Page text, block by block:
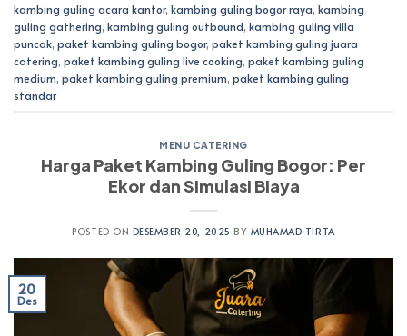
kambing guling acara kantor, kambing guling bogor raya, kambing
guling gathering, kambing guling outbound, kambing guling villa
puncak, paket kambing guling bogor, paket kambing guling juara
catering, paket kambing guling live cooking, paket kambing guling
medium, paket kambing guling premium, paket kambing guling
standar
MENU CATERING
Harga Paket Kambing Guling Bogor: Per
Ekor dan Simulasi Biaya
POSTED ON DESEMBER 20, 2025 BY MUHAMAD TIRTA
20
Des